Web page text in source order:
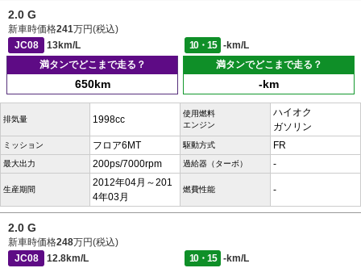
2.0 G
新車時価格241万円(税込)
JC08
13km/L 10・15
-km/L
満タンでどこまで走る？
650km
満タンでどこまで走る？
-km
排気量 1998cc
使用燃料
エンジン
ハイオク
ガソリン
ミッション フロア6MT 駆動方式 FR
最大出力 200ps/7000rpm 過給器（ターボ） -
生産期間
2012年04月～201
4年03月
燃費性能 -
2.0 G
新車時価格248万円(税込)
JC08
12.8km/L 10・15
-km/L